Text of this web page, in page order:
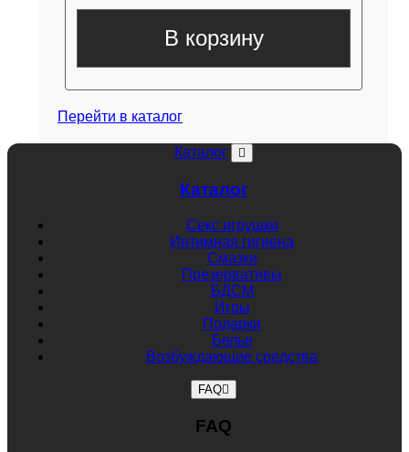
В корзину
Перейти в каталог
Каталог
Каталог
Секс игрушки
Интимная гигиена
Смазки
Презервативы
БДСМ
Игры
Подарки
Белье
Возбуждающие средства
FAQ
FAQ